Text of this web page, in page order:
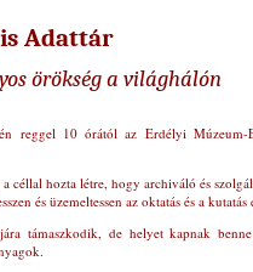
Adattár
örökség a világhálón
reggel 10 órától az Erdélyi Múzeum-
hozta létre, hogy archiváló és
és üzemeltessen az oktatás és a kutatás
támaszkodik, de helyet kapnak